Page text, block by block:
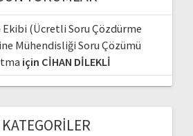
Ekibi (Ücretli Soru Çözdürme
Mühendisliği Soru Çözümü
için CİHAN DİLEKLİ
KATEGORILER